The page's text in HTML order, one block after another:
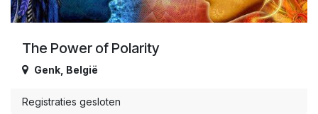
The Power of Polarity
Genk België
Registraties gesloten